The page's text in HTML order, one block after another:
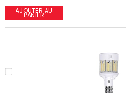
AJOUTER AU
PANIER